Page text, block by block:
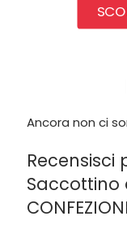
Ancora non ci
Recensisci
Saccottino